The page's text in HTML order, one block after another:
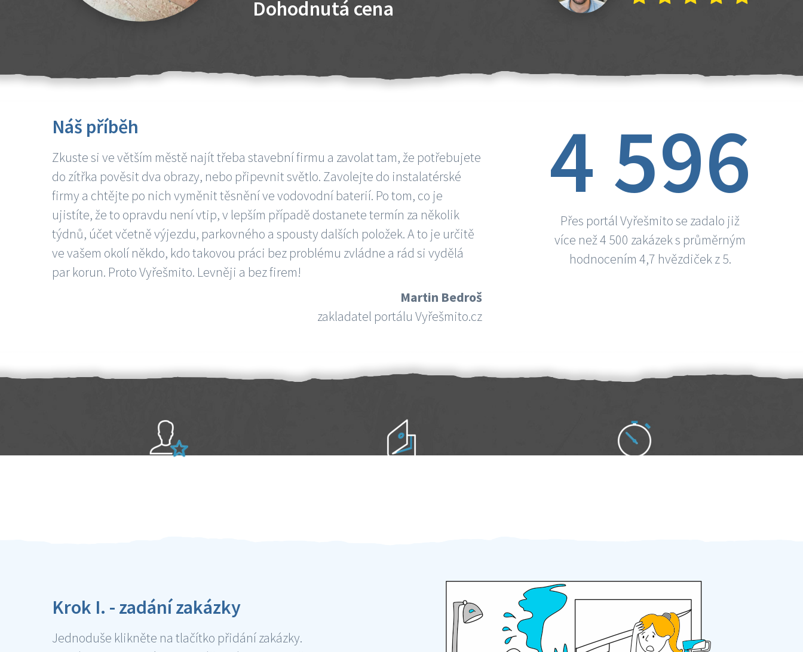
Dohodnutá cena
Náš příběh
Zkuste si ve větším městě najít třeba stavební firmu a zavolat tam, že potřebujete
do zítřka pověsit dva obrazy, nebo připevnit světlo. Zavolejte do instalatérské
firmy a chtějte po nich vyměnit těsnění ve vodovodní baterií. Po tom, co je
ujistíte, že to opravdu není vtip, v lepším případě dostanete termín za několik
týdnů, účet včetně výjezdu, parkovného a spousty dalších položek. A to je určitě
ve vašem okolí někdo, kdo takovou práci bez problému zvládne a rád si vydělá
par korun. Proto Vyřešmito. Levněji a bez firem!
Martin Bedroš
zakladatel portálu Vyřešmito.cz
4 596
Přes portál Vyřešmito se zadalo již
více než 4 500 zakázek s průměrným
hodnocením 4,7 hvězdiček z 5.
Krok I. - zadání zakázky
Jednoduše klikněte na tlačítko přidání zakázky.